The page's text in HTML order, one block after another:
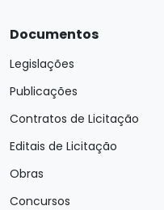
Documentos
Legislações
Publicações
Contratos de Licitação
Editais de Licitação
Obras
Concursos